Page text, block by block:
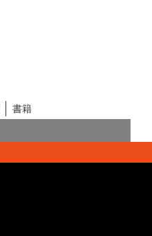
書籍